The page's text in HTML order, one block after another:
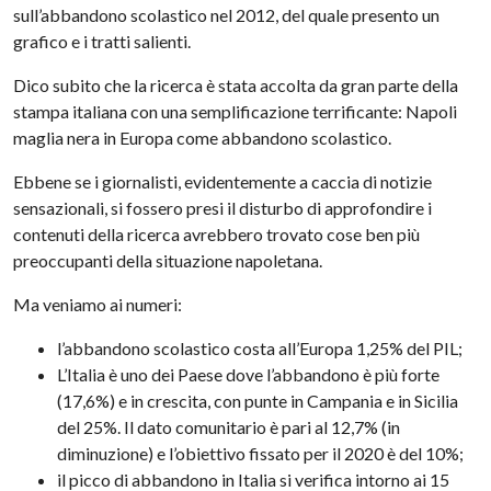
sull’abbandono scolastico nel 2012, del quale presento un
grafico e i tratti salienti.
Dico subito che la ricerca è stata accolta da gran parte della
stampa italiana con una semplificazione terrificante: Napoli
maglia nera in Europa come abbandono scolastico.
Ebbene se i giornalisti, evidentemente a caccia di notizie
sensazionali, si fossero presi il disturbo di approfondire i
contenuti della ricerca avrebbero trovato cose ben più
preoccupanti della situazione napoletana.
Ma veniamo ai numeri:
l’abbandono scolastico costa all’Europa 1,25% del PIL;
L’Italia è uno dei Paese dove l’abbandono è più forte
(17,6%) e in crescita, con punte in Campania e in Sicilia
del 25%. Il dato comunitario è pari al 12,7% (in
diminuzione) e l’obiettivo fissato per il 2020 è del 10%;
il picco di abbandono in Italia si verifica intorno ai 15